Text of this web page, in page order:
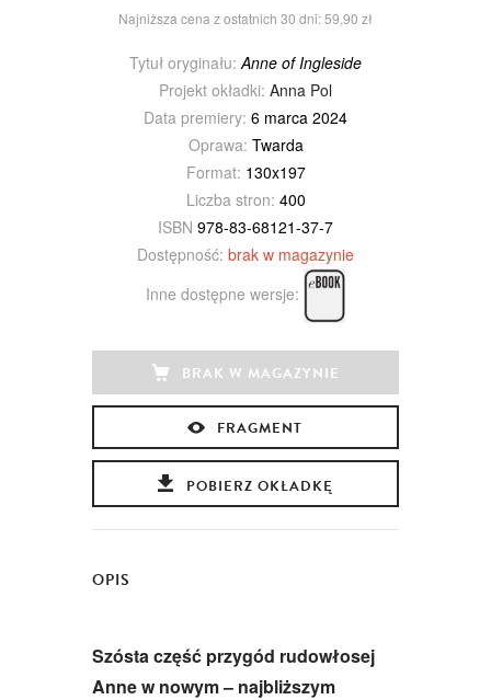
Najniższa cena z ostatnich 30 dni: 59,90 zł
Tytuł oryginału: Anne of Ingleside
Projekt okładki: Anna Pol
Data premiery: 6 marca 2024
Oprawa: Twarda
Format: 130x197
Liczba stron: 400
ISBN 978-83-68121-37-7
Dostępność: brak w magazynie
Inne dostępne wersje:
BRAK W MAGAZYNIE
FRAGMENT
POBIERZ OKŁADKĘ
OPIS
Szósta część przygód rudowłosej
Anne w nowym – najbliższym